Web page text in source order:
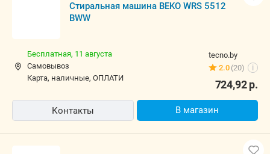
Стиральная машина BEKO WRS 5512
BWW
tecno.by
2.0 (20) i
Бесплатная, 11 августа
Самовывоз
карта, наличные, ОПЛАТИ
724,92р.
Контакты В магазин